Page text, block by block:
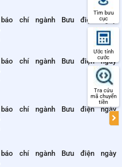
chí ngành Bưu điện ngày
chí ngành Bưu điện ngày
chí ngành Bưu điện ngày
chí ngành Bưu điện ngày
Tìm bưu
cục
Ước tính
cước
Tra cứu
mã chuyển
tiền